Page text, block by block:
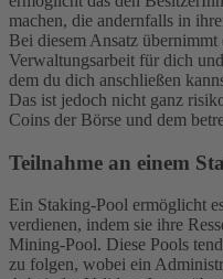
machen, die andernfalls in
Bei diesem Ansatz
Verwaltungsarbeit für dich
dem du dich anschließen
Das ist jedoch nicht ganz
Coins der Börse und dem
Teilnahme an einem
Ein Staking-Pool ermöglicht
verdienen, indem sie ihre
Mining-Pool. Diese Pools
zu folgen, wobei ein